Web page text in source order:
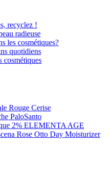
recyclez !
radieuse
les cosmétiques?
quotidiens
cosmétiques
Rouge Cerise
PaloSanto
2% ELEMENTA AGE
Rose Otto Day Moisturizer